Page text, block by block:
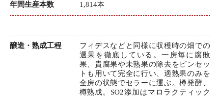
年間生産本数 1,814本
醸造・熟成工程
フィデスなどと同様に収穫時の畑での
選果を徹底している。一房毎に腐敗
果、貴腐果や未熟果の除去をピンセッ
トも用いて完全に行い、適熟果のみを
全房の状態でセラーに運ぶ。樽発酵、
樽熟成。SO2添加はマロラクティック